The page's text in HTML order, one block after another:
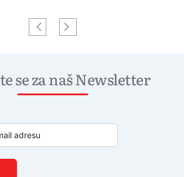
se za naš Newsletter